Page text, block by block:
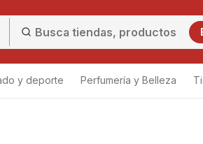
y deporte Perfumería y Belleza